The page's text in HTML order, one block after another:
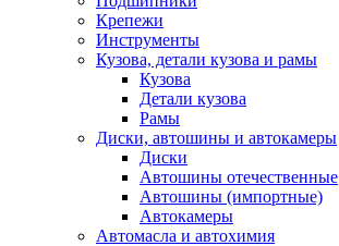
Крепежи
Инструменты
Кузова, детали кузова и рамы
Кузова
Детали кузова
Рамы
Диски, автошины и автокамеры
Диски
Автошины отечественные
Автошины (импортные)
Автокамеры
Автомасла и автохимия